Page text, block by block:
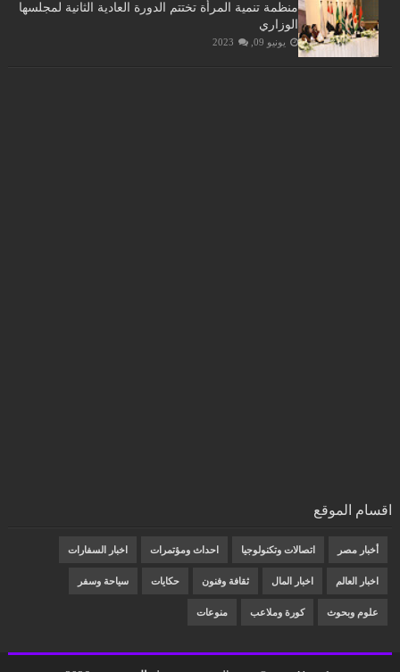
منظمة تنمية المرأة تختتم الدورة العادية الثانية لمجلسها
الوزاري
يونيو 09, 2023
اقسام الموقع
أخبار مصر اتصالات وتكنولوجيا احداث ومؤتمرات اخبار السفارات
اخبار العالم اخبار المال ثقافة وفنون حكايات سياحة وسفر
علوم وبحوث كورة وملاعب منوعات